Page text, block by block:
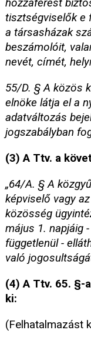
hozzáférést
tisztségviselők e
a társasházak
beszámolóit,
nevét, címét,
55/D. § A közös
elnöke látja el a
adatváltozás
jogszabályban
(3) A Ttv. a
„64/A. § A
képviselő vagy
közösség
május 1. napjáig
függetlenül -
való
(4) A Ttv. 65. §-
ki:
(Felhatalmazást